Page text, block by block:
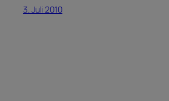
3. Juli 2010